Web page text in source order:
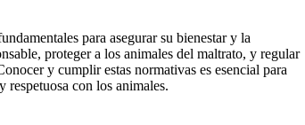
para asegurar su bienestar y la
proteger a los animales del maltrato, y regular
y cumplir estas normativas es esencial para
respetuosa con los animales.